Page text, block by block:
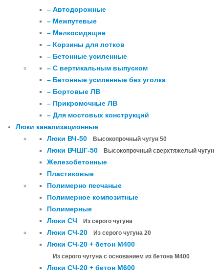
– Автодорожные
– Межпутевые
– Мелкосидящие
– Корзины для лотков
– Бетонные усиленные
– С вертикальным выпуском
– Бетонные усиленные без уголка
– Бортовые ЛВ
– Прикромочные ЛВ
– Для мостовых конструкций
Люки канализационные
Люки ВЧ-50
Высокопрочный чугун 50
Люки ВЧШГ-50 Высокопрочный сверхтяжелый чугун
Железобетонные
Пластиковые
Полимерно песчаные
Полимерное композитные
Полимерные
Люки СЧ
Из серого чугуна
Люки СЧ-20 Из серого чугуна 20
Люки СЧ-20 + бетон М400
Из серого чугуна с основанием из бетона М400
Люки СЧ-20 + бетон М600